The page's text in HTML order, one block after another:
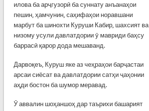
илова ба арҷгузорӣ ба суннату анъанаҳои
пешин, ҳамчунин, саҳифаҳои норавшани
марбут ба шинохти Куруши Кабир, шахсият ва
низому усули давлатдории ӯ мавриди баҳсу
баррасӣ қарор дода мешаванд.
Дарвоқеъ, Куруш яке аз чеҳраҳои барҷастаи
арсаи сиёсат ва давлатдории сатҳи ҷаҳонии
аҳди бостон ба шумор меравад.
Ӯ аввалин шоҳаншоҳ дар таърихи башарият